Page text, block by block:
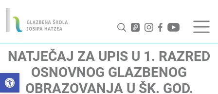
Open toolbar
NATJEČAJ ZA UPIS U 1. RAZRED
OSNOVNOG GLAZBENOG
OBRAZOVANJA U ŠK. GOD.